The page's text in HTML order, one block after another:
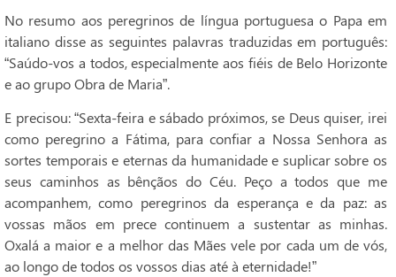
No resumo aos peregrinos de língua portuguesa o Papa em
italiano disse as seguintes palavras traduzidas em português:
“Saúdo-vos a todos, especialmente aos fiéis de Belo Horizonte
e ao grupo Obra de Maria”.
E precisou: “Sexta-feira e sábado próximos, se Deus quiser, irei
como peregrino a Fátima, para confiar a Nossa Senhora as
sortes temporais e eternas da humanidade e suplicar sobre os
seus caminhos as bênçãos do Céu. Peço a todos que me
acompanhem, como peregrinos da esperança e da paz: as
vossas mãos em prece continuem a sustentar as minhas.
Oxalá a maior e a melhor das Mães vele por cada um de vós,
ao longo de todos os vossos dias até à eternidade!”